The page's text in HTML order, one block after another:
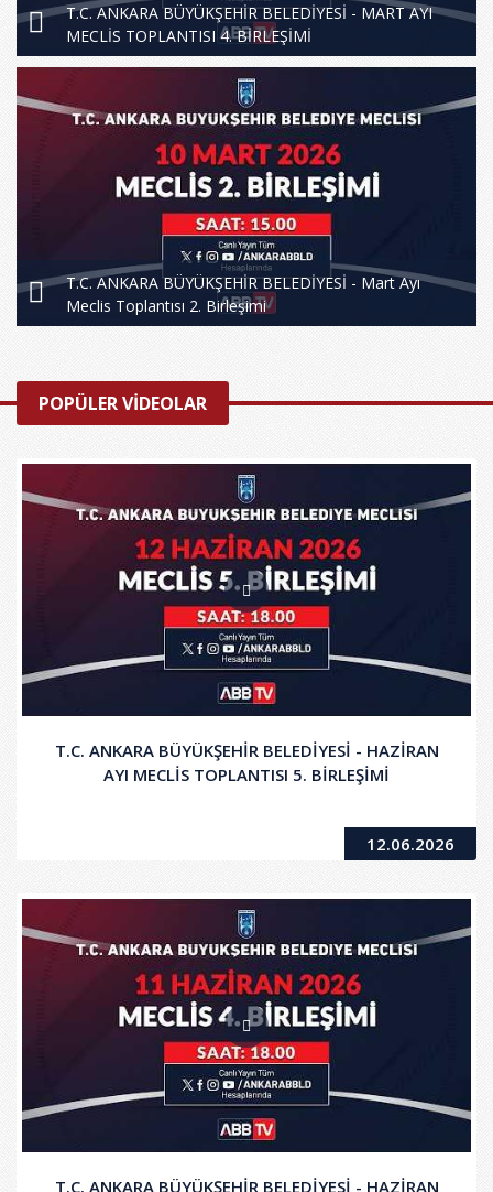
T.C. ANKARA BÜYÜKŞEHİR BELEDİYESİ - MART AYI
MECLİS TOPLANTISI 4. BİRLEŞİMİ
T.C. ANKARA BÜYÜKŞEHİR BELEDİYESİ - Mart Ayı
Meclis Toplantısı 2. Birleşimi
POPÜLER VİDEOLAR
T.C. ANKARA BÜYÜKŞEHİR BELEDİYESİ - HAZİRAN
AYI MECLİS TOPLANTISI 5. BİRLEŞİMİ
12.06.2026
T.C. ANKARA BÜYÜKŞEHİR BELEDİYESİ - HAZİRAN